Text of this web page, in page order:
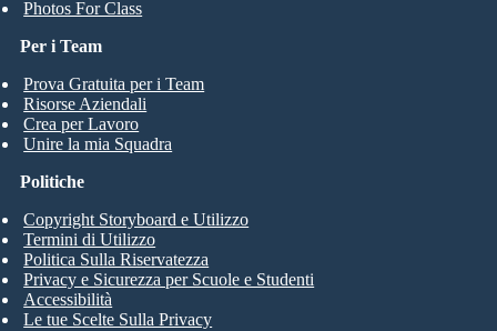
Photos For Class
Per i Team
Prova Gratuita per i Team
Risorse Aziendali
Crea per Lavoro
Unire la mia Squadra
Politiche
Copyright Storyboard e Utilizzo
Termini di Utilizzo
Politica Sulla Riservatezza
Privacy e Sicurezza per Scuole e Studenti
Accessibilità
Le tue Scelte Sulla Privacy